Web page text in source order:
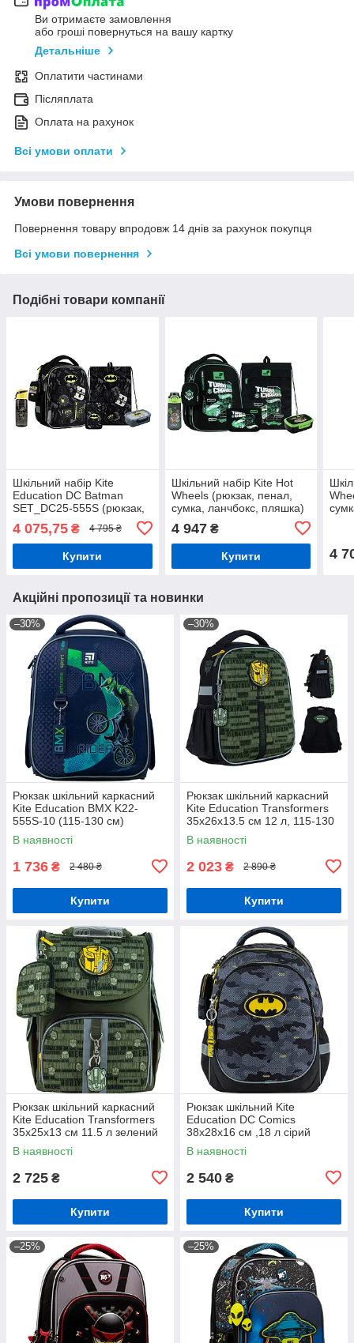
Ви отримаєте замовлення
або гроші повернуться на вашу картку
Детальніше
Оплатити частинами
Післяплата
Оплата на рахунок
Всі умови оплати
Умови повернення
Повернення товару впродовж 14 днів за рахунок покупця
Всі умови повернення
Подібні товари компанії
Шкільний набір Kite
Education DC Batman
SET_DC25-555S (рюкзак,
пенал, сумка, ланчбокс,
пляшка) 115-130 см
4 075,75 ₴ 4 795 ₴
Купити
Шкільний набір Kite Hot
Wheels (рюкзак, пенал,
сумка, ланчбокс, пляшка)
115-130 см, SET_HW26-
555S (5)
4 947₴
Купити 4
Акційні пропозиції та новинки
–30%
Рюкзак шкільний каркасний
Kite Education BMX K22-
555S-10 (115-130 см)
В наявності
1 736 ₴ 2 480 ₴
Купити
–30%
Рюкзак шкільний каркасний
Kite Education Transformers
35x26x13.5 см 12 л, 115-130
см (TF24-555S)
В наявності
2 023 ₴ 2 890 ₴
Купити
Рюкзак шкільний каркасний
Kite Education Transformers
35x25x13 см 11.5 л зелений
(TF24-501S)
В наявності
2 725 ₴
Купити
Рюкзак шкільний Kite
Education DC Comics
38x28x16 см ,18 л сірий
(DC24-700M)
В наявності
2 540 ₴
Купити
–25% –25%